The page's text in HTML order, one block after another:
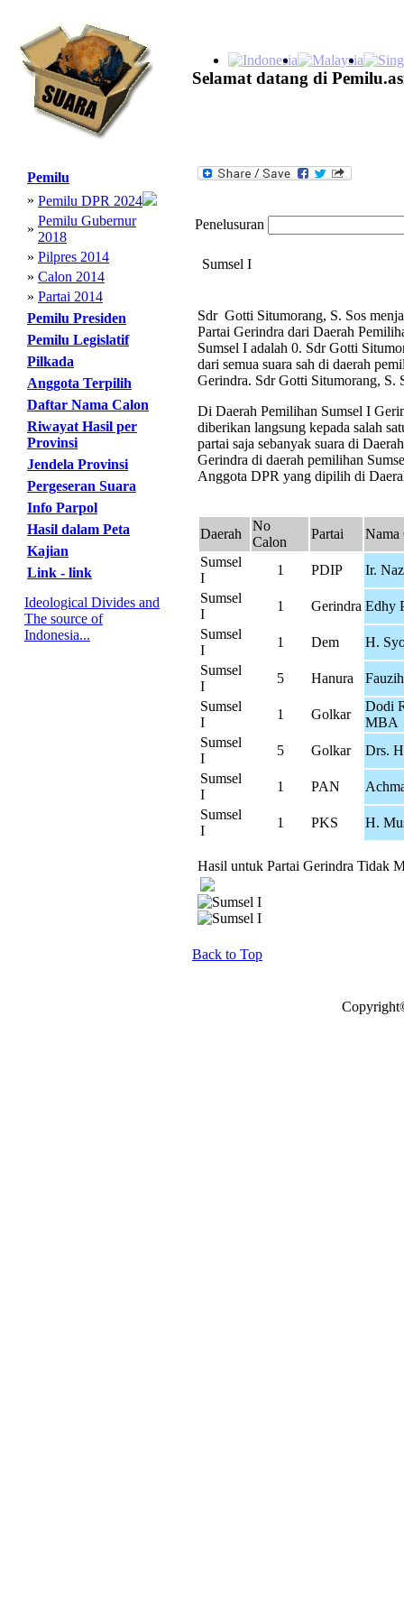
Selamat datang di
Pemilu
» Pemilu DPR 2024
»
Pemilu Gubernur
2018
» Pilpres 2014
» Calon 2014
» Partai 2014
Pemilu Presiden
Pemilu Legislatif
Pilkada
Anggota Terpilih
Daftar Nama Calon
Riwayat Hasil per
Provinsi
Jendela Provinsi
Pergeseran Suara
Info Parpol
Hasil dalam Peta
Kajian
Link - link
Ideological Divides and
The source of
Indonesia...
Penelusuran
Sumsel I
Sdr Gotti Situmorang, S. Sos
Partai Gerindra dari Daerah
Sumsel I adalah 0. Sdr Gotti
dari semua suara sah di daerah
Gerindra. Sdr Gotti Situmorang, S.
Di Daerah Pemilihan Sumsel I
diberikan langsung kepada salah
partai saja sebanyak suara di
Gerindra di daerah pemilihan
Anggota DPR yang dipilih di
Daerah
No
Calon
Partai
Nama
Sumsel
I
1 PDIP
Ir.
Sumsel
I
1 Gerindra Edhy
Sumsel
I
1 Dem
H.
Sumsel
I
5 Hanura
Sumsel
I
1 Golkar
Dodi
MBA
Sumsel
I
5 Golkar
Drs.
Sumsel
I
1 PAN
Sumsel
I
1 PKS H.
Hasil untuk Partai Gerindra Tidak
Back to Top